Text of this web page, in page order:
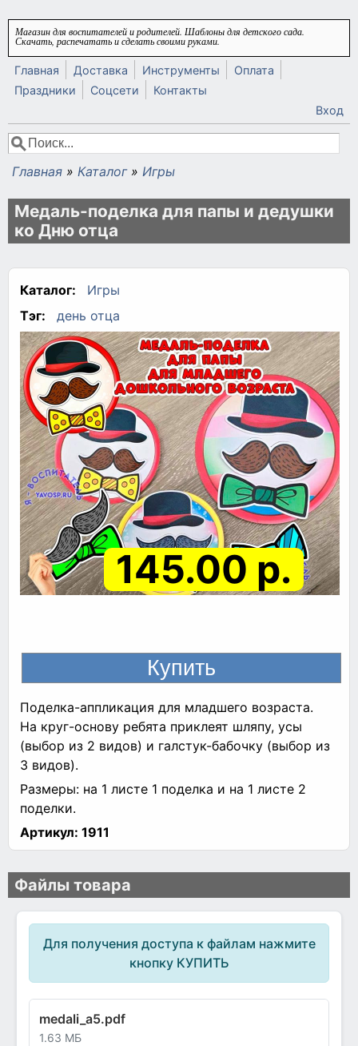
Перейти к основному содержанию
Магазин для воспитателей и родителей. Шаблоны для детского сада.
Скачать, распечатать и сделать своими руками.
Главная Доставка Инструменты
Оплата
Праздники
Соцсети
Контакты
Вход
Форма поиска
Поиск
Вы здесь
Главная » Каталог » Игры
Медаль-поделка для папы и дедушки
ко Дню отца
Каталог:
Игры
Тэг:
день отца
145.00 р.
Поделка-аппликация для младшего возраста.
На круг-основу ребята приклеят шляпу, усы
(выбор из 2 видов) и галстук-бабочку (выбор из
3 видов).
Размеры: на 1 листе 1 поделка и на 1 листе 2
поделки.
Артикул: 1911
Файлы товара
Для получения доступа к файлам нажмите
кнопку КУПИТЬ
medali_a5.pdf
1.63 МБ